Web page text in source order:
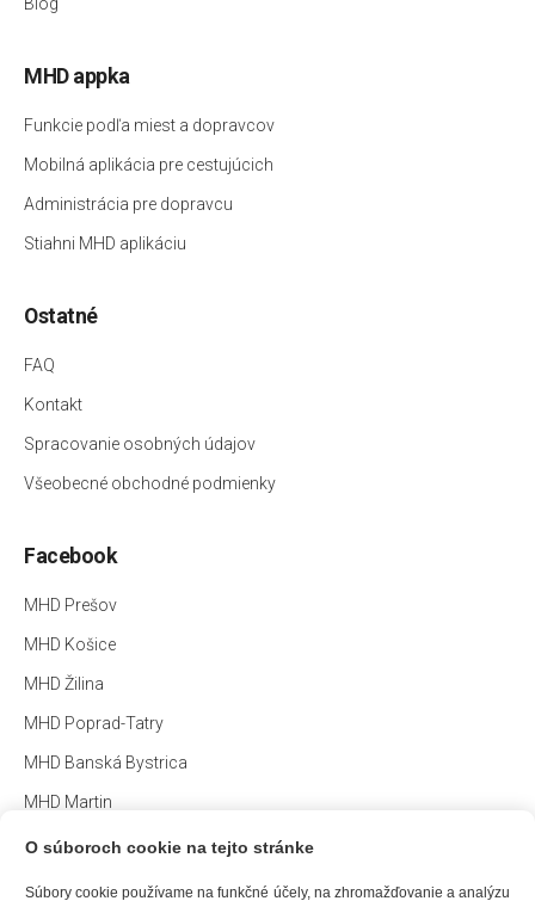
MHD appka
Funkcie podľa miest a dopravcov
Mobilná aplikácia pre cestujúcich
Administrácia pre dopravcu
Stiahni MHD aplikáciu
Ostatné
FAQ
Kontakt
Spracovanie osobných údajov
Všeobecné obchodné podmienky
Facebook
MHD Prešov
MHD Košice
MHD Žilina
MHD Poprad-Tatry
MHD Banská Bystrica
MHD Martin
O súboroch cookie na tejto stránke
Súbory cookie používame na funkčné účely, na zhromažďovanie a analýzu